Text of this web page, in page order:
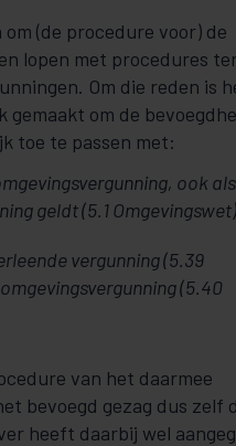
(de procedure voor) de
lopen met procedures
Om die reden is
gemaakt om de
toe te passen met:
ook
geldt (5.1
vergunning (5.39
(5.40
van het daarmee
bevoegd gezag dus zelf
heeft daarbij wel